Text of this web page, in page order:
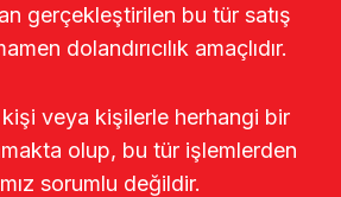
gerçekleştirilen bu tür satış
dolandırıcılık amaçlıdır.
kişi veya kişilerle herhangi bir
olup, bu tür işlemlerden
sorumlu değildir.